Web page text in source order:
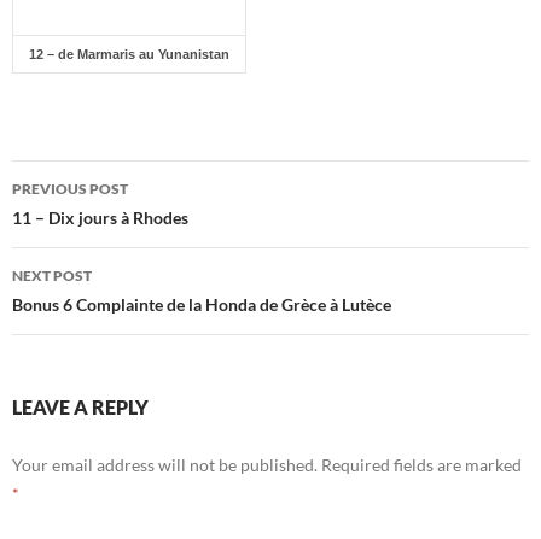
12 – de Marmaris au Yunanistan
Post
navigation
PREVIOUS POST
11 – Dix jours à Rhodes
NEXT POST
Bonus 6 Complainte de la Honda de Grèce à Lutèce
LEAVE A REPLY
Your email address will not be published. Required fields are marked
*